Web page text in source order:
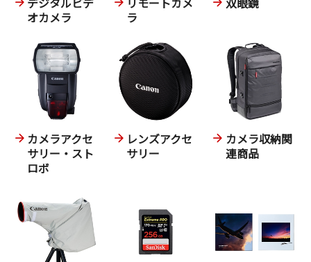
オカメラ
ラ
カメラアクセ
サリー・スト
ロボ
レンズアクセ
サリー
カメラ収納関
連商品